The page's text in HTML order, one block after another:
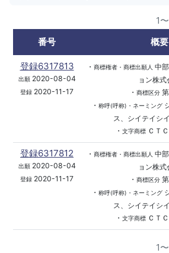
1
番号
概要
登録6317813
出願2020-08-04
登録 2020-11-17
・ 商標権者・商標出願人 中
ョン株式
・ 商標区分第
・ 称呼(呼称)・ネーミング
ス、シイテイシ
・ 文字商標 ＣＴ
登録6317812
出願2020-08-04
登録 2020-11-17
・ 商標権者・商標出願人 中
ョン株式
・ 商標区分第
・ 称呼(呼称)・ネーミング
ス、シイテイシ
・ 文字商標 ＣＴ
1